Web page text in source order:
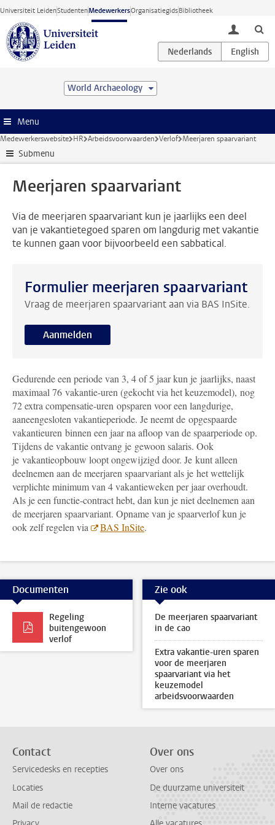
Ga direct naar de inhoud
Universiteit LeidenStudentenMedewerkersOrganisatiegidsBibliotheek
toggle
World Archaeology
Menu
Medewerkerswebsite HR Arbeidsvoorwaarden Verlof Meerjaren spaarvariant
Submenu
Meerjaren spaarvariant
Via de meerjaren spaarvariant kun je jaarlijks een deel
van je vakantietegoed sparen om langdurig met vakantie
te kunnen gaan voor bijvoorbeeld een sabbatical.
Formulier meerjaren spaarvariant
Vraag de meerjaren spaarvariant aan via BAS InSite.
Aanmelden
Gedurende een periode van 3, 4 of 5 jaar kun je jaarlijks, naast
maximaal 76 vakantie-uren (gekocht via het keuzemodel), nog
72 extra compensatie-uren opsparen voor een langdurige,
aaneengesloten vakantieperiode. Je neemt de opgespaarde
vakantieuren binnen een jaar na afloop van de spaarperiode op.
Tijdens de vakantie ontvang je gewoon salaris. Ook
je vakantieopbouw loopt ongewijzigd door. Je kunt alleen
deelnemen aan de meerjaren spaarvariant als je het wettelijk
verplichte minimum van 4 vakantieweken per jaar overhoudt.
Als je een functie-contract hebt, dan kun je niet deelnemen aan
de meerjaren spaarvariant. Opname van je spaarverlof kun je
ook zelf regelen via
BAS InSite.
Documenten
Regeling
buitengewoon
verlof
Zie ook
De meerjaren spaarvariant
in de cao
Extra vakantie-uren sparen
voor de meerjaren
spaarvariant via het
keuzemodel
arbeidsvoorwaarden
Contact
Servicedesks en recepties
Locaties
Mail de redactie
Over ons
Over ons
De duurzame universiteit
Interne vacatures